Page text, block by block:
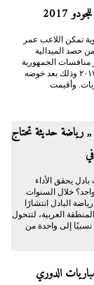
2017
تمكن اللاعب عمر
حصد الميدالية
منافسات الجمهورية
للحودو لمواليد ٢٠١٧ وذلك بعد خوضه
وأقيمت
رياضة حديثة تحتاج
يحقق الأداء
خلال السنوات
البادل انتشارًا
العربية، لتتحول
إلى واحدة من
الدوري